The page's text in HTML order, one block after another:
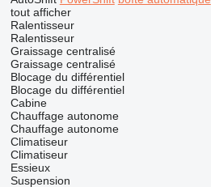
tout afficher
Ralentisseur
Ralentisseur
Graissage centralisé
Graissage centralisé
Blocage du différentiel
Blocage du différentiel
Cabine
Chauffage autonome
Chauffage autonome
Climatiseur
Climatiseur
Essieux
Suspension